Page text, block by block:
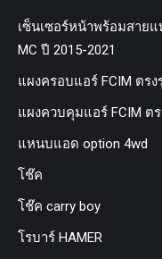
เซ็นเซอร์หน้าพร้อมสายแ
MC ปี 2015-2021
แผงครอบแอร์ FCIM ตรง
แผงควบคุมแอร์ FCIM ตร
แหนบแอด option 4wd
โช๊ค
โช๊ค carry boy
โรบาร์ HAMER